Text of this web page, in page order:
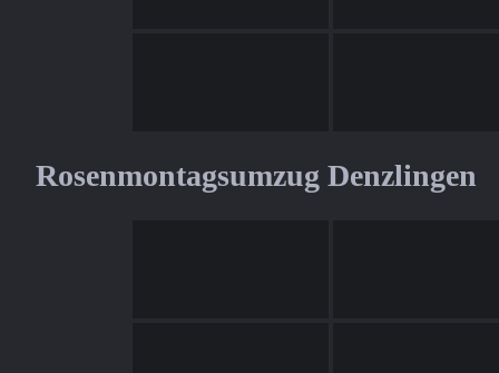
Rosenmontagsumzug Denzlingen